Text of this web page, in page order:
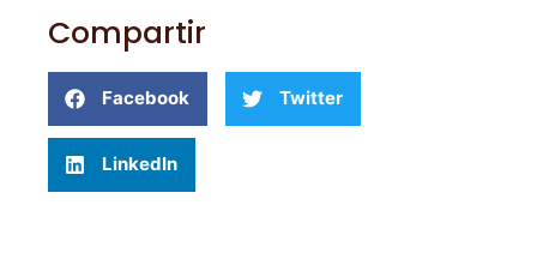
Compartir
Facebook Twitter
LinkedIn